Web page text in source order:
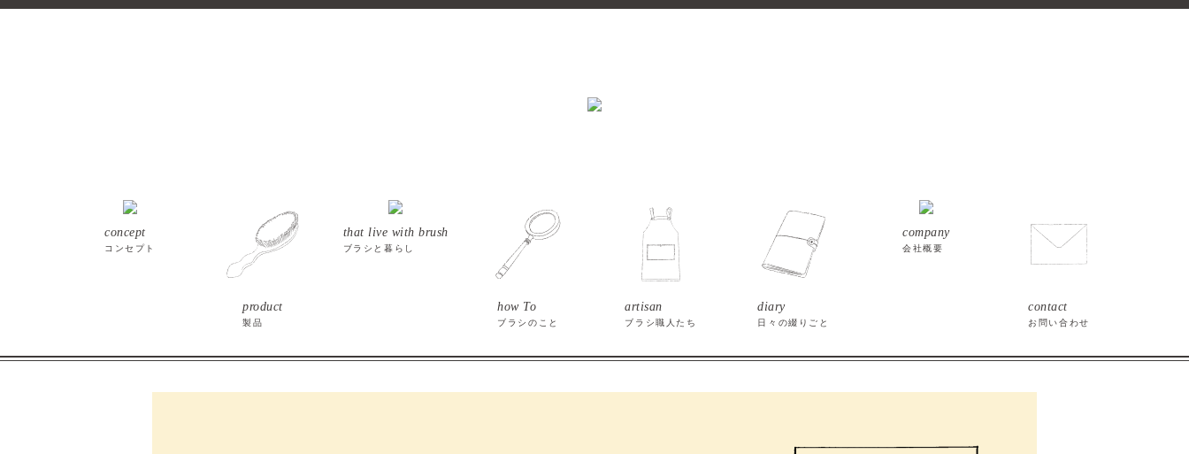
concept
コンセプト
product
製品
that live with brush
ブラシと暮らし
how To
ブラシのこと
artisan
ブラシ職人たち
diary
日々の綴りごと
company
会社概要
contact
お問い合わせ